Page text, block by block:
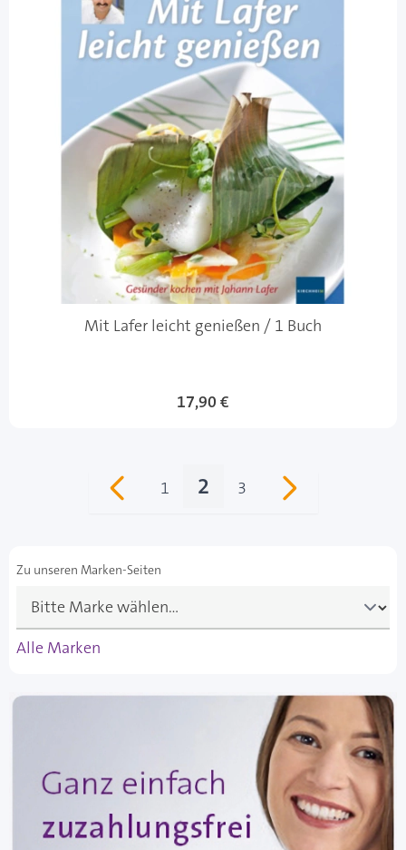
Mit Lafer leicht genießen / 1 Buch
17,90 €
Seite
1 Sie lesen gerade Seite
2 Seite
3
Zu unseren Marken-Seiten
Alle Marken